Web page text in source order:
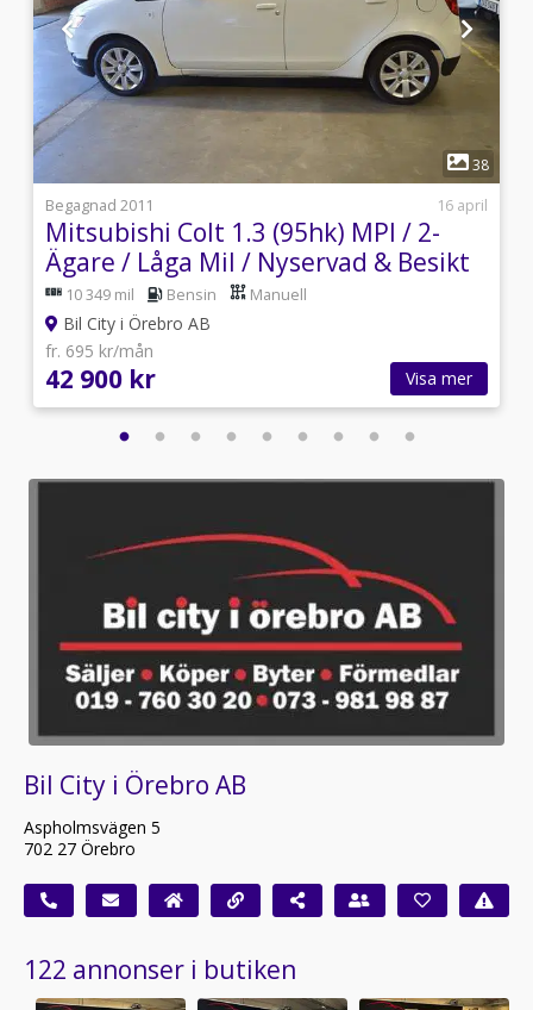
38
Begagnad 2011
16 april
Mitsubishi Colt 1.3 (95hk) MPI / 2-
Ägare / Låga Mil / Nyservad & Besikt
10 349 mil Bensin Manuell
Bil City i Örebro AB
fr. 695 kr/mån
42 900 kr Visa mer
Bil City i Örebro AB
Aspholmsvägen 5
702 27 Örebro
122 annonser i butiken